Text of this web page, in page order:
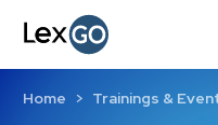
Home Trainings &